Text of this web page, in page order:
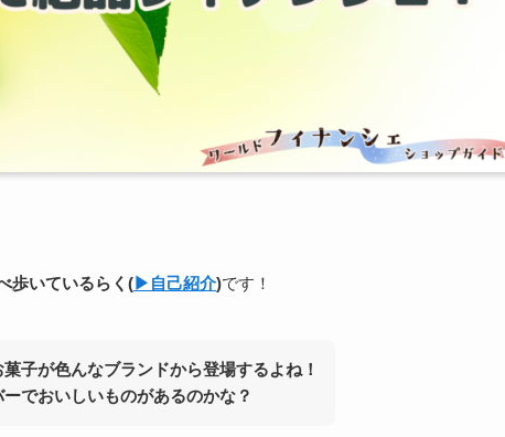
歩いているらく (▶︎自己紹介)です！
子が色んなブランドから登場するよね！
でおいしいものがあるのかな？